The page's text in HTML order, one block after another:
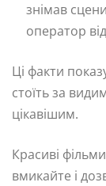
знімав
оператор
Ці факти
стоїть за
цікавішим.
Красиві
вмикайте і